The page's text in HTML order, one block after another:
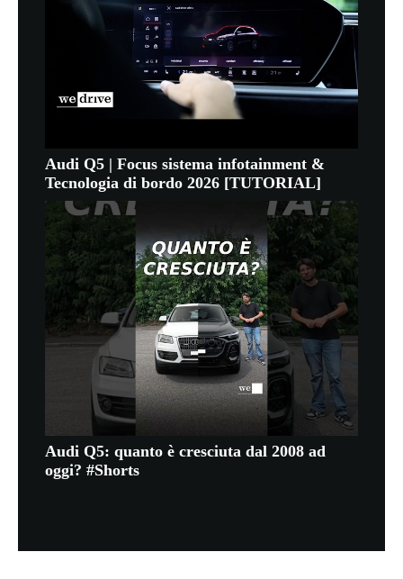
Audi Q5 | Focus sistema infotainment &
Tecnologia di bordo 2026 [TUTORIAL]
Audi Q5: quanto è cresciuta dal 2008 ad
oggi? #Shorts